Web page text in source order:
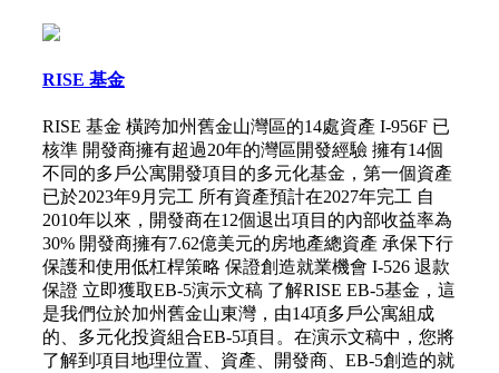
RISE 基金
RISE 基金 橫跨加州舊金山灣區的14處資產 I-956F 已
核準 開發商擁有超過20年的灣區開發經驗 擁有14個
不同的多戶公寓開發項目的多元化基金，第一個資產
已於2023年9月完工 所有資產預計在2027年完工 自
2010年以來，開發商在12個退出項目的內部收益率為
30% 開發商擁有7.62億美元的房地產總資產 承保下行
保護和使用低杠桿策略 保證創造就業機會 I-526 退款
保證 立即獲取EB-5演示文稿 了解RISE EB-5基金，這
是我們位於加州舊金山東灣，由14項多戶公寓組成
的、多元化投資組合EB-5項目。在演示文稿中，您將
了解到項目地理位置、資產、開發商、EB-5創造的就